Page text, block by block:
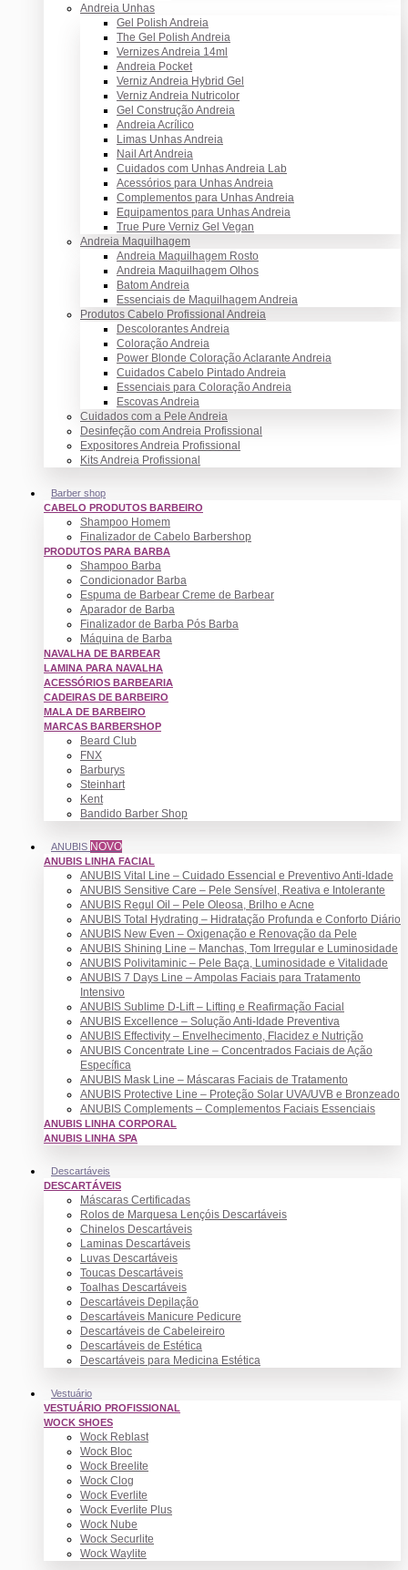
Andreia Unhas
Gel Polish Andreia
The Gel Polish Andreia
Vernizes Andreia 14ml
Andreia Pocket
Verniz Andreia Hybrid Gel
Verniz Andreia Nutricolor
Gel Construção Andreia
Andreia Acrílico
Limas Unhas Andreia
Nail Art Andreia
Cuidados com Unhas Andreia Lab
Acessórios para Unhas Andreia
Complementos para Unhas Andreia
Equipamentos para Unhas Andreia
True Pure Verniz Gel Vegan
Andreia Maquilhagem
Andreia Maquilhagem Rosto
Andreia Maquilhagem Olhos
Batom Andreia
Essenciais de Maquilhagem Andreia
Produtos Cabelo Profissional Andreia
Descolorantes Andreia
Coloração Andreia
Power Blonde Coloração Aclarante Andreia
Cuidados Cabelo Pintado Andreia
Essenciais para Coloração Andreia
Escovas Andreia
Cuidados com a Pele Andreia
Desinfeção com Andreia Profissional
Expositores Andreia Profissional
Kits Andreia Profissional
Barber shop
CABELO PRODUTOS BARBEIRO
Shampoo Homem
Finalizador de Cabelo Barbershop
PRODUTOS PARA BARBA
Shampoo Barba
Condicionador Barba
Espuma de Barbear Creme de Barbear
Aparador de Barba
Finalizador de Barba Pós Barba
Máquina de Barba
NAVALHA DE BARBEAR
LAMINA PARA NAVALHA
ACESSÓRIOS BARBEARIA
CADEIRAS DE BARBEIRO
MALA DE BARBEIRO
MARCAS BARBERSHOP
Beard Club
FNX
Barburys
Steinhart
Kent
Bandido Barber Shop
ANUBIS NOVO
ANUBIS LINHA FACIAL
ANUBIS Vital Line – Cuidado Essencial e Preventivo Anti-Idade
ANUBIS Sensitive Care – Pele Sensível, Reativa e Intolerante
ANUBIS Regul Oil – Pele Oleosa, Brilho e Acne
ANUBIS Total Hydrating – Hidratação Profunda e Conforto Diário
ANUBIS New Even – Oxigenação e Renovação da Pele
ANUBIS Shining Line – Manchas, Tom Irregular e Luminosidade
ANUBIS Polivitaminic – Pele Baça, Luminosidade e Vitalidade
ANUBIS 7 Days Line – Ampolas Faciais para Tratamento
Intensivo
ANUBIS Sublime D-Lift – Lifting e Reafirmação Facial
ANUBIS Excellence – Solução Anti-Idade Preventiva
ANUBIS Effectivity – Envelhecimento, Flacidez e Nutrição
ANUBIS Concentrate Line – Concentrados Faciais de Ação
Específica
ANUBIS Mask Line – Máscaras Faciais de Tratamento
ANUBIS Protective Line – Proteção Solar UVA/UVB e Bronzeado
ANUBIS Complements – Complementos Faciais Essenciais
ANUBIS LINHA CORPORAL
ANUBIS LINHA SPA
Descartáveis
DESCARTÁVEIS
Máscaras Certificadas
Rolos de Marquesa Lençóis Descartáveis
Chinelos Descartáveis
Laminas Descartáveis
Luvas Descartáveis
Toucas Descartáveis
Toalhas Descartáveis
Descartáveis Depilação
Descartáveis Manicure Pedicure
Descartáveis de Cabeleireiro
Descartáveis de Estética
Descartáveis para Medicina Estética
Vestuário
VESTUÁRIO PROFISSIONAL
WOCK SHOES
Wock Reblast
Wock Bloc
Wock Breelite
Wock Clog
Wock Everlite
Wock Everlite Plus
Wock Nube
Wock Securlite
Wock Waylite